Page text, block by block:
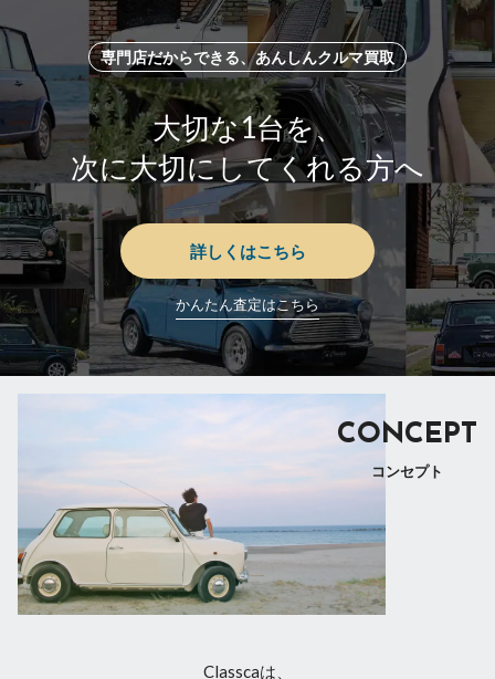
専門店だからできる、あんしんクルマ買取
大切な1台を、
次に大切にしてくれる方へ
詳しくはこちら
かんたん査定はこちら
CONCEPT
コンセプト
Classcaは、